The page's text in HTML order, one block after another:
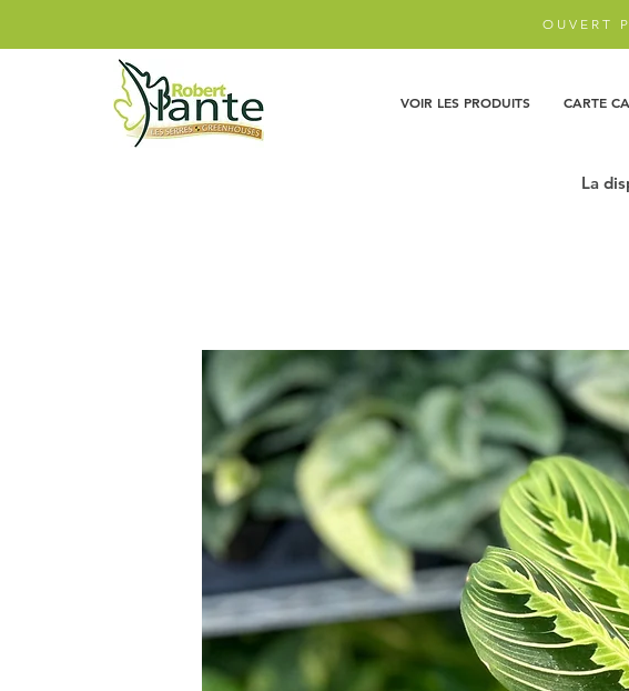
OUVERT
VOIR LES PRODUITS CARTE
La